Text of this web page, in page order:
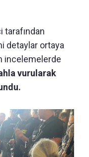
tarafından
detaylar ortaya
incelemelerde
vurularak